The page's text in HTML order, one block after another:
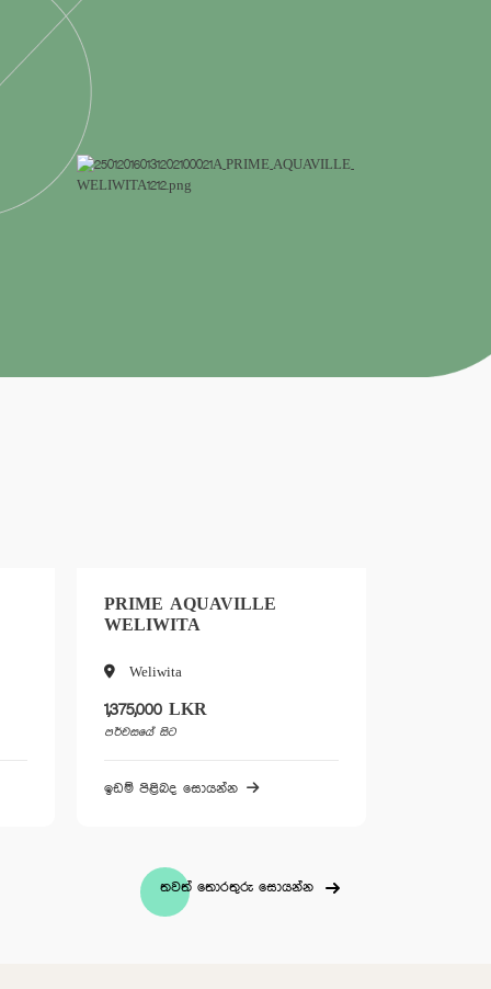
ZENGARY MALABE
1,650,000 LKR
ඉඩම් පිළිබද සොයන්න
තවත් තොරතුරු සොයන්න